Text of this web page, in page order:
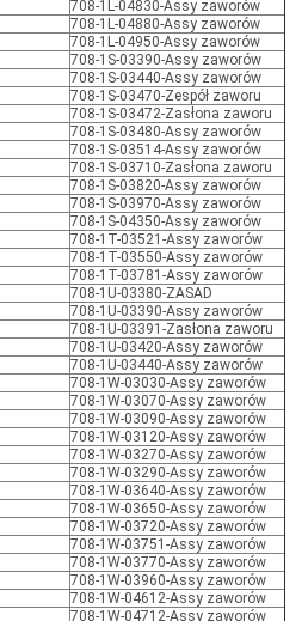
708-1L-04830-Assy zaworów
708-1L-04880-Assy zaworów
708-1L-04950-Assy zaworów
708-1S-03390-Assy zaworów
708-1S-03440-Assy zaworów
708-1S-03470-Zespół zaworu
708-1S-03472-Zasłona zaworu
708-1S-03480-Assy zaworów
708-1S-03514-Assy zaworów
708-1S-03710-Zasłona zaworu
708-1S-03820-Assy zaworów
708-1S-03970-Assy zaworów
708-1S-04350-Assy zaworów
708-1T-03521-Assy zaworów
708-1T-03550-Assy zaworów
708-1T-03781-Assy zaworów
708-1U-03380-ZASAD
708-1U-03390-Assy zaworów
708-1U-03391-Zasłona zaworu
708-1U-03420-Assy zaworów
708-1U-03440-Assy zaworów
708-1W-03030-Assy zaworów
708-1W-03070-Assy zaworów
708-1W-03090-Assy zaworów
708-1W-03120-Assy zaworów
708-1W-03270-Assy zaworów
708-1W-03290-Assy zaworów
708-1W-03640-Assy zaworów
708-1W-03650-Assy zaworów
708-1W-03720-Assy zaworów
708-1W-03751-Assy zaworów
708-1W-03770-Assy zaworów
708-1W-03960-Assy zaworów
708-1W-04612-Assy zaworów
708-1W-04712-Assy zaworów